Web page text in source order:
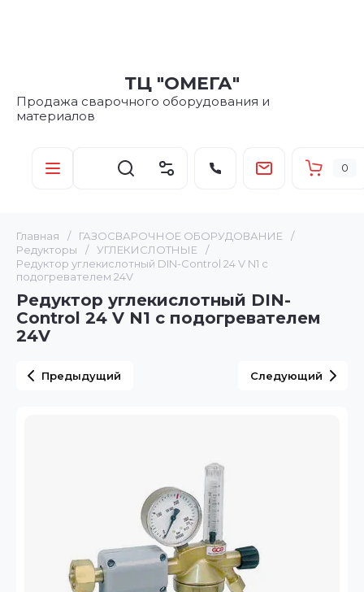
ТЦ "ОМЕГА"
Продажа сварочного оборудования и
материалов
0
Главная / ГАЗОСВАРОЧНОЕ ОБОРУДОВАНИЕ
/
Редукторы
/ УГЛЕКИСЛОТНЫЕ
/
Редуктор углекислотный DIN-Control 24 V N1 с
подогревателем 24V
Редуктор углекислотный DIN-
Control 24 V N1 с подогревателем
24V
Предыдущий Следующий